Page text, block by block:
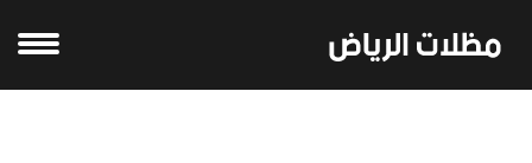
مظلات مداخل فلل في الدمام | مظلات